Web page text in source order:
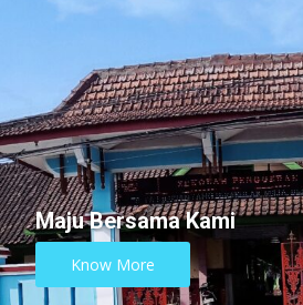
SMP Negeri 1 Karanggede
Detail